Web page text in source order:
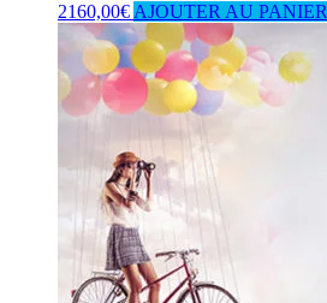
2160,00€ AJOUTER AU PANIER